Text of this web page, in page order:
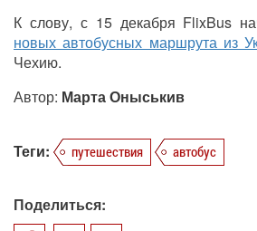
К слову, с 15 декабря FlixBus
новых автобусных маршрута из
Чехию.
Автор: Марта Оныськив
Теги: путешествия автобус
Поделиться: